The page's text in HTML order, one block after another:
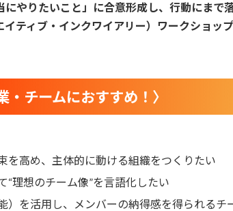
にやりたいこと」に合意形成し、行動にまで
イティブ・インクワイアリー）ワークショッ
・チームにおすすめ！ 〉
を高め、主体的に動ける組織をつくりたい
“理想のチーム像”を言語化したい
）を活用し、メンバーの納得感を得られるチ